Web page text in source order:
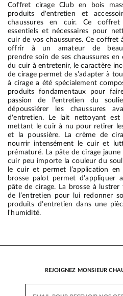
Coffret cirage Club en bois
produits d'entretien et
chaussures en cuir. Ce
essentiels et nécessaires pour
cuir de vos chaussures. Ce coffret
offrir à un amateur de
prendre soin de ses chaussures
du cuir à entretenir, le caractère
de cirage permet de s’adapter à
à cirage a été spécialement
produits fondamentaux pour
passion de l’entretien du
dépoussiérer les chaussures
d'entretien. Le lait nettoyant est
mettant le cuir à nu pour retirer
et la poussière. La crème de
nourrir intensément le cuir et
prématuré. La pâte de cirage
cuir peu importe la couleur du
le cuir et permet l’application
brosse palot permet d’appliquer
pâte de cirage. La brosse à
de l’entretien pour lui redonner
produits d’entretien dans une
l'humidité.
REJOIGNEZ MONSIEUR